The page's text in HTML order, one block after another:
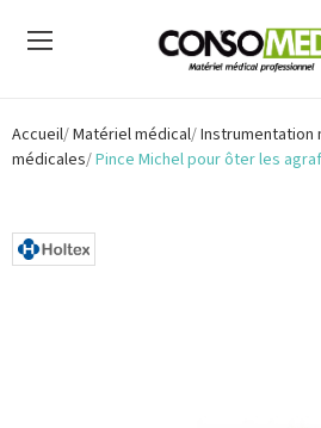
Accueil Matériel médical Instrumentation
médicales Pince Michel pour ôter les